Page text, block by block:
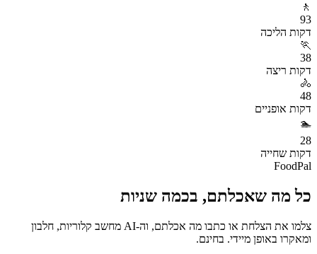
🚶
93
דקות הליכה
🏃
38
דקות ריצה
🚴
48
דקות אופניים
🏊
28
דקות שחייה
FoodPal
כל מה שאכלתם, בכמה שניות
צלמו את הצלחת או כתבו מה אכלתם, וה-AI מחשב קלוריות, חלבון
ומאקרו באופן מיידי. בחינם.